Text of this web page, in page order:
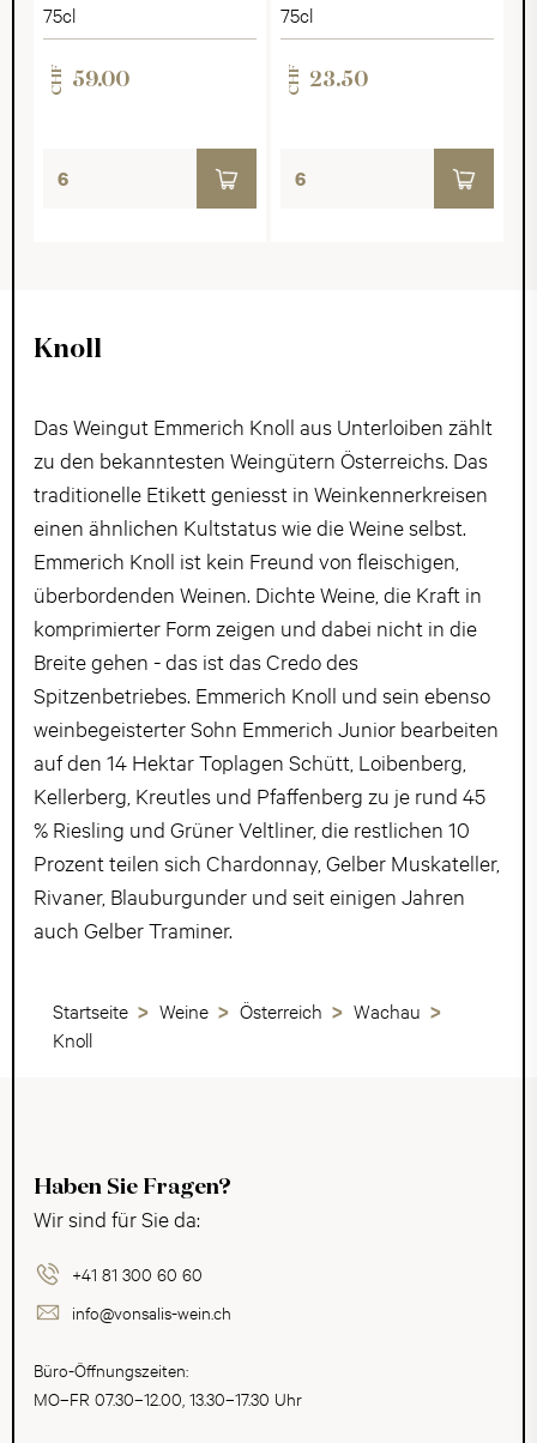
75cl
CHF 59.00
75cl
CHF 23.50
Knoll
Das Weingut Emmerich Knoll aus Unterloiben zählt
zu den bekanntesten Weingütern Österreichs. Das
traditionelle Etikett geniesst in Weinkennerkreisen
einen ähnlichen Kultstatus wie die Weine selbst.
Emmerich Knoll ist kein Freund von fleischigen,
überbordenden Weinen. Dichte Weine, die Kraft in
komprimierter Form zeigen und dabei nicht in die
Breite gehen - das ist das Credo des
Spitzenbetriebes. Emmerich Knoll und sein ebenso
weinbegeisterter Sohn Emmerich Junior bearbeiten
auf den 14 Hektar Toplagen Schütt, Loibenberg,
Kellerberg, Kreutles und Pfaffenberg zu je rund 45
% Riesling und Grüner Veltliner, die restlichen 10
Prozent teilen sich Chardonnay, Gelber Muskateller,
Rivaner, Blauburgunder und seit einigen Jahren
auch Gelber Traminer.
Startseite Weine Österreich
Wachau
Knoll
Haben Sie Fragen?
Wir sind für Sie da:
+41 81 300 60 60
info@vonsalis-wein.ch
Büro-Öffnungszeiten:
MO–FR 07.30–12.00, 13.30–17.30 Uhr